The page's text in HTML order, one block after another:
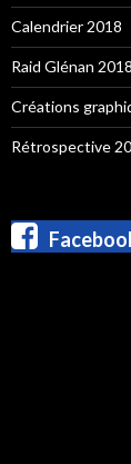
Calendrier 2018
Raid Glénan
Créations
Rétrospective